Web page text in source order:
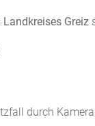
Landkreises Greiz
durch